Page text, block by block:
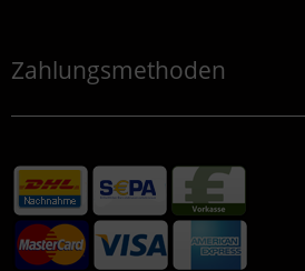
Zahlungsmethoden